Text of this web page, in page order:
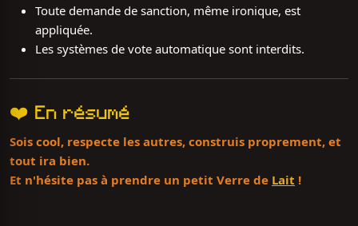
Toute demande de sanction, même ironique, est
appliquée.
Les systèmes de vote automatique sont interdits.
❤️ En résumé
Sois cool, respecte les autres, construis proprement, et
tout ira bien.
Et n'hésite pas à prendre un petit Verre de Lait !